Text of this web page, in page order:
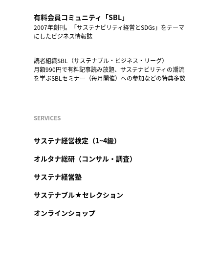
有料会員コミュニティ「SBL」
2007年創刊。「サステナビリティ経営とSDGs」をテーマ
にしたビジネス情報誌
読者組織SBL（サステナブル・ビジネス・リーグ）
月額990円で有料記事読み放題、サステナビリティの潮流
を学ぶSBLセミナー（毎月開催）への参加などの特典多数
SERVICES
サステナ経営検定（1~4級）
オルタナ総研（コンサル・調査）
サステナ経営塾
サステナブル★セレクション
オンラインショップ